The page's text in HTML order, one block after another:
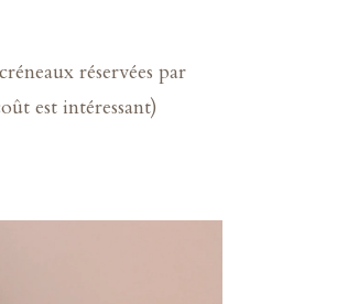
réservées par
est intéressant)